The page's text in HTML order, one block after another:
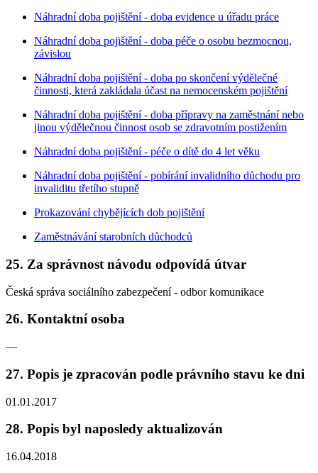
Náhradní doba pojištění - doba evidence u úřadu práce
Náhradní doba pojištění - doba péče o osobu bezmocnou,
závislou
Náhradní doba pojištění - doba po skončení výdělečné
činnosti, která zakládala účast na nemocenském pojištění
Náhradní doba pojištění - doba přípravy na zaměstnání nebo
jinou výdělečnou činnost osob se zdravotním postižením
Náhradní doba pojištění - péče o dítě do 4 let věku
Náhradní doba pojištění - pobírání invalidního důchodu pro
invaliditu třetího stupně
Prokazování chybějících dob pojištění
Zaměstnávání starobních důchodců
25. Za správnost návodu odpovídá útvar
Česká správa sociálního zabezpečení - odbor komunikace
26. Kontaktní osoba
—
27. Popis je zpracován podle právního stavu ke dni
01.01.2017
28. Popis byl naposledy aktualizován
16.04.2018